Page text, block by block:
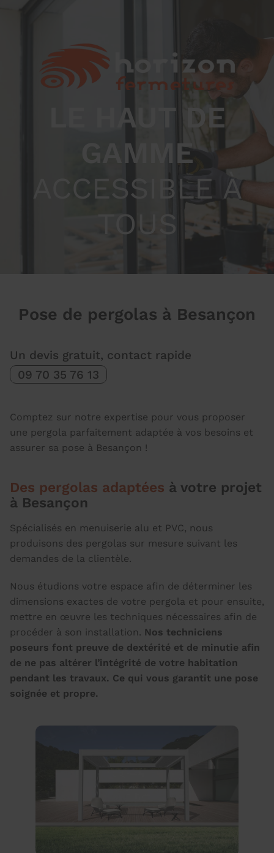
LE HAUT DE
GAMME
ACCESSIBLE À
TOUS
Pose de pergolas à Besançon
Un devis gratuit, contact rapide
09 70 35 76 13
Comptez sur notre expertise pour vous proposer
une pergola parfaitement adaptée à vos besoins et
assurer sa pose à Besançon !
Des pergolas adaptées à votre projet
à Besançon
Spécialisés en menuiserie alu et PVC, nous
produisons des pergolas sur mesure suivant les
demandes de la clientèle.
Nous étudions votre espace afin de déterminer les
dimensions exactes de votre pergola et pour ensuite,
mettre en œuvre les techniques nécessaires afin de
procéder à son installation. Nos techniciens
poseurs font preuve de dextérité et de minutie afin
de ne pas altérer l’intégrité de votre habitation
pendant les travaux. Ce qui vous garantit une pose
soignée et propre.